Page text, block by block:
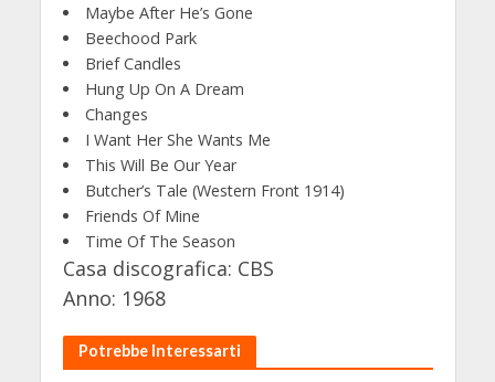
Maybe After He’s Gone
Beechood Park
Brief Candles
Hung Up On A Dream
Changes
I Want Her She Wants Me
This Will Be Our Year
Butcher’s Tale (Western Front 1914)
Friends Of Mine
Time Of The Season
Casa discografica: CBS
Anno: 1968
Potrebbe Interessarti